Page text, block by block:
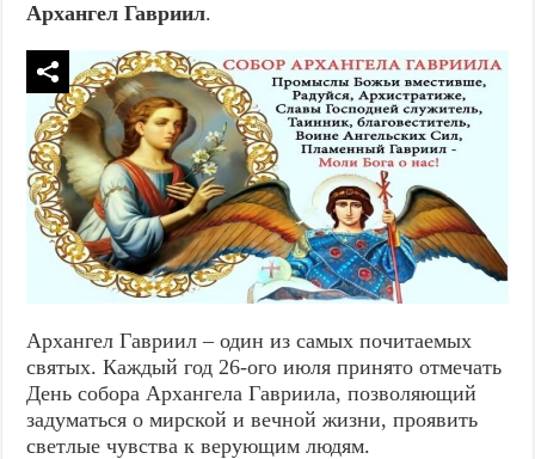
Архангел Гавриил.
Архангел Гавриил – один из самых почитаемых
святых. Каждый год 26-ого июля принято отмечать
День собора Архангела Гавриила, позволяющий
задуматься о мирской и вечной жизни, проявить
светлые чувства к верующим людям.